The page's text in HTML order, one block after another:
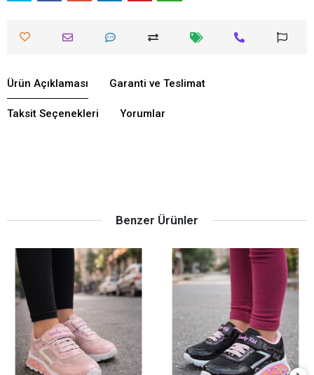
Ürün Açıklaması Garanti ve Teslimat
Taksit Seçenekleri Yorumlar
Benzer Ürünler